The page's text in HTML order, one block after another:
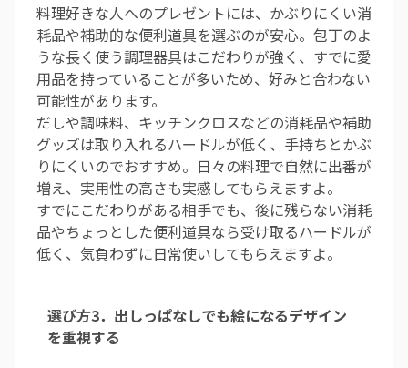
料理好きな人へのプレゼントには、かぶりにくい消
耗品や補助的な便利道具を選ぶのが安心。包丁のよ
うな長く使う調理器具はこだわりが強く、すでに愛
用品を持っていることが多いため、好みと合わない
可能性があります。
だしや調味料、キッチンクロスなどの消耗品や補助
グッズは取り入れるハードルが低く、手持ちとかぶ
りにくいのでおすすめ。日々の料理で自然に出番が
増え、実用性の高さも実感してもらえますよ。
すでにこだわりがある相手でも、後に残らない消耗
品やちょっとした便利道具なら受け取るハードルが
低く、気負わずに日常使いしてもらえますよ。
選び方3．出しっぱなしでも絵になるデザイン
を重視する